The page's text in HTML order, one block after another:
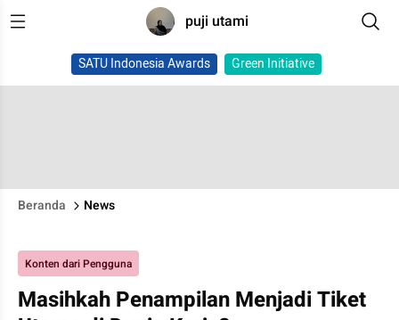
puji utami
SATU Indonesia Awards Green Initiative
Beranda News
Konten dari Pengguna
Masihkah Penampilan Menjadi Tiket